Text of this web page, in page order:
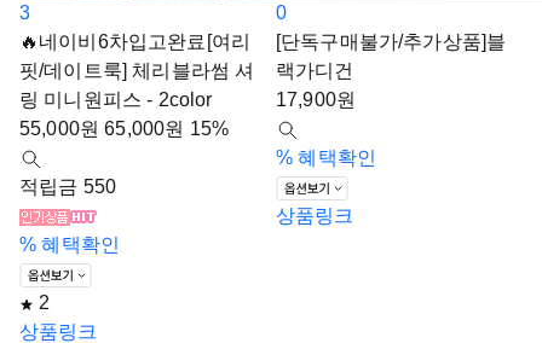
3
🔥네이비6차입고완료[여리
핏/데이트룩] 체리블라썸 셔
링 미니원피스 - 2color
55,000원 65,000원 15%
적립금 550
% 혜택확인
2
상품링크
0
[단독구매불가/추가상품]블
랙가디건
17,900원
% 혜택확인
상품링크